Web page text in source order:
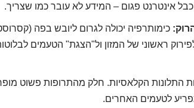
אינטרנט פגום – המידע לא עובר כמו שצריך.
כימותרפיה יכולה לגרום ליובש בפה
ראשוני של המזון ול"הצגת" הטעמים
התלונות הקלאסיות. חלק מהתרופות פשוט
לטעמים האחרים.